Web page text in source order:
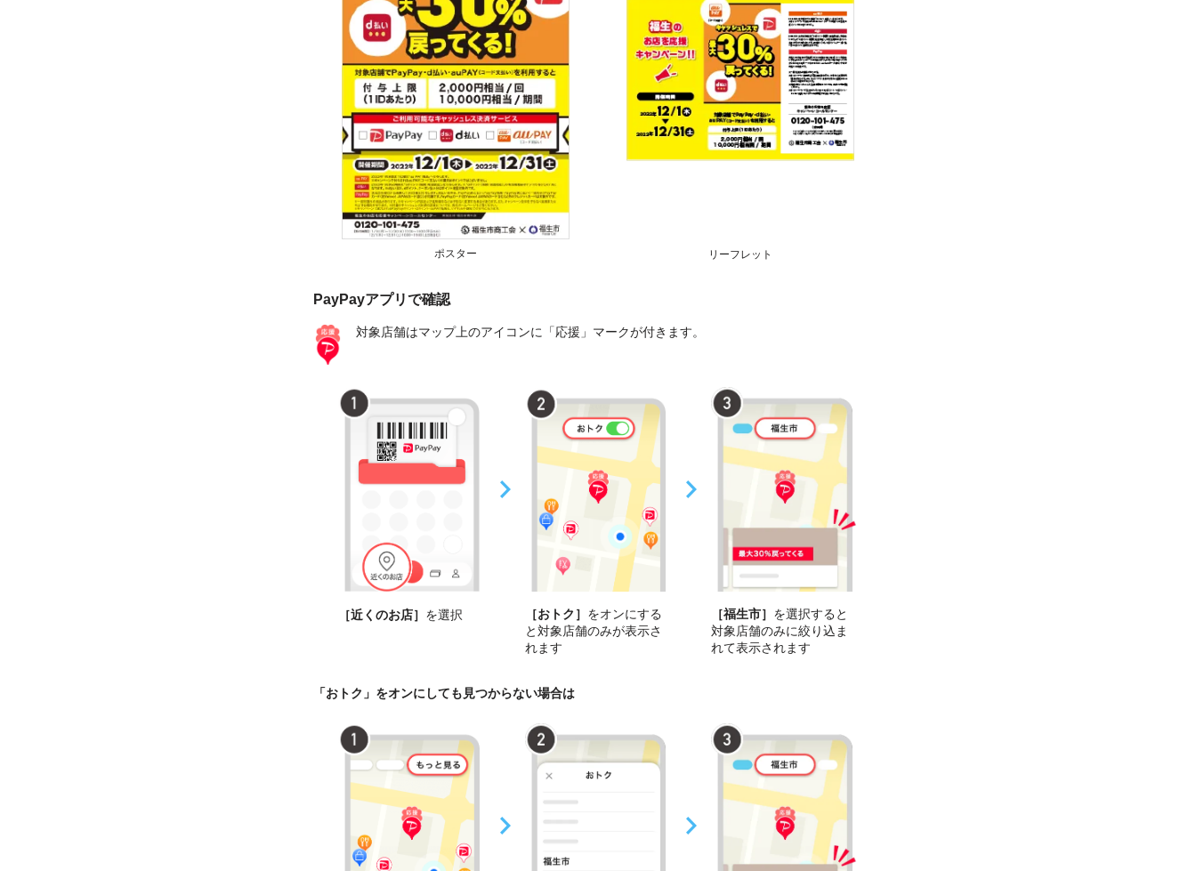
ポスター リーフレット
PayPayアプリで確認
対象店舗はマップ上のアイコンに「応援」マークが付きます。
［近くのお店］ を選択 ［おトク］ をオンにする
と対象店舗のみが表示さ
れます
［福生市］ を選択すると
対象店舗のみに絞り込ま
れて表示されます
「おトク」をオンにしても見つからない場合は